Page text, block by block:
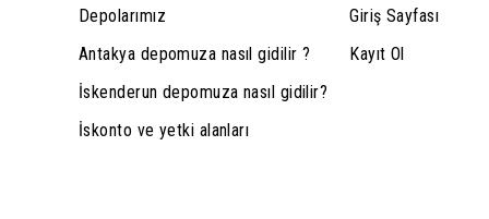
Depolarımız
Antakya depomuza nasıl gidilir ?
İskenderun depomuza nasıl gidilir?
İskonto ve yetki alanları
Giriş Sayfası
Kayıt Ol